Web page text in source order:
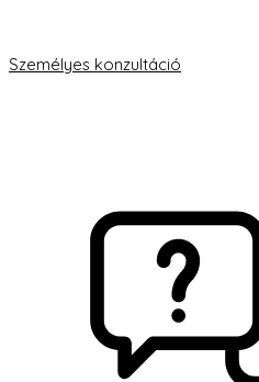
Személyes konzultáció